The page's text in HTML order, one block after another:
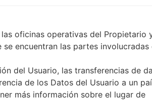
Sí
microUSB 2.0
Wi-Fi 802.11 a/b/g/n, Wi-Fi
oficinas operativas del Propietario
encuentran las partes involucradas
del Usuario, las transferencias de
de los Datos del Usuario a un
más información sobre el lugar de